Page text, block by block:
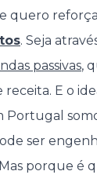
. Seja
passivas,
receita. E o
Portugal
ser
porque é